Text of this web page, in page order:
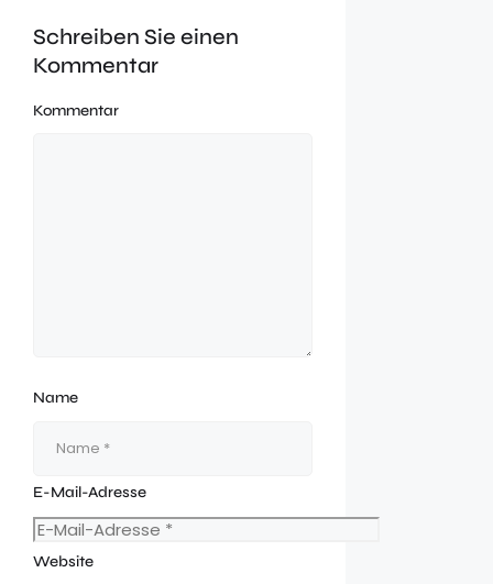
Schreiben Sie einen
Kommentar
Kommentar
Name
E-Mail-Adresse
Website